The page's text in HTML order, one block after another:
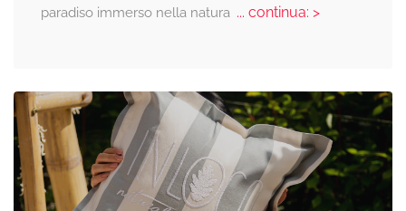
paradiso immerso nella natura... continua: >